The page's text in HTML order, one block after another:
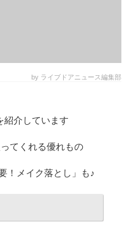
by ライブドアニュース編集部
紹介しています
てくれる優れもの
！メイク落とし」も♪